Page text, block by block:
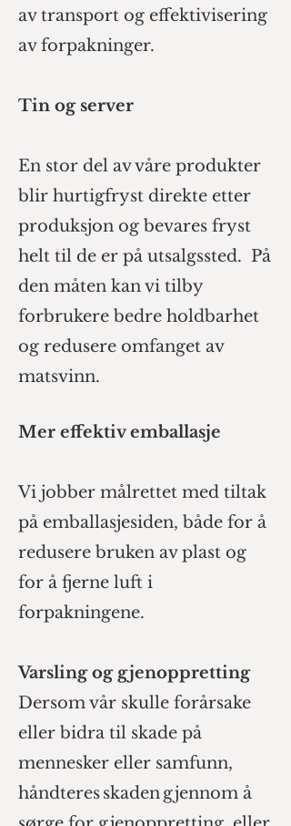
av transport og effektivisering
av forpakninger.
Tin og server
En stor del av våre produkter
blir hurtigfryst direkte etter
produksjon og bevares fryst
helt til de er på utsalgssted. På
den måten kan vi tilby
forbrukere bedre holdbarhet
og redusere omfanget av
matsvinn.
Mer effektiv emballasje
Vi jobber målrettet med tiltak
på emballasjesiden, både for å
redusere bruken av plast og
for å fjerne luft i
forpakningene.
Varsling og gjenoppretting
Dersom vår skulle forårsake
eller bidra til skade på
mennesker eller samfunn,
håndteres skaden gjennom å